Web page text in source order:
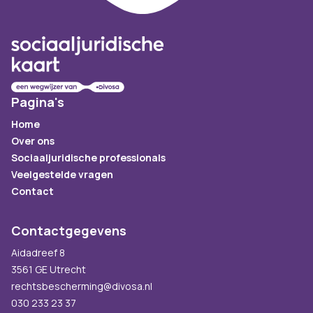
Pagina's
Home
Over ons
Sociaaljuridische professionals
Veelgestelde vragen
Contact
Contactgegevens
Aidadreef 8
3561 GE Utrecht
rechtsbescherming@divosa.nl
030 233 23 37